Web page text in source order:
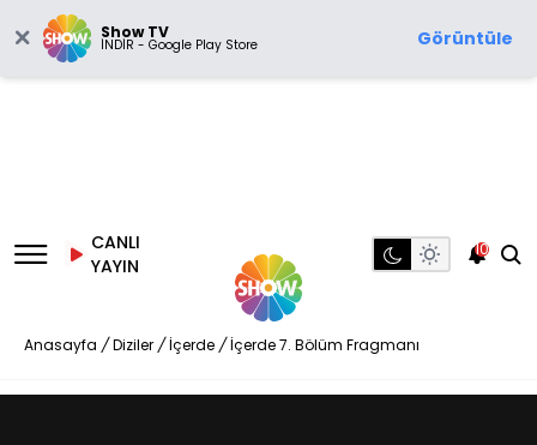
Show TV
İNDİR - Google Play Store Görüntüle
CANLI
YAYIN
10
Anasayfa / Diziler / İçerde / İçerde 7. Bölüm Fragmanı